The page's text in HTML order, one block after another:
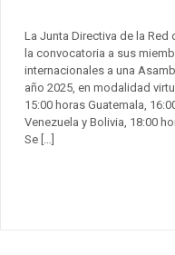
La Junta Directiva de la
la convocatoria a sus
internacionales a una
año 2025, en modalidad
15:00 horas Guatemala,
Venezuela y Bolivia, 18:00
Se […]